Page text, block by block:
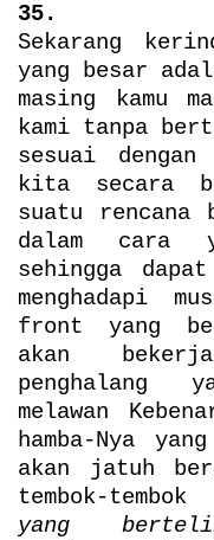
35.
Sekarang
yang besar
masing kamu
kami tanpa
sesuai
kita secara
suatu rencana
dalam cara
sehingga
menghadapi
front yang
akan
penghalang
melawan
hamba-Nya
akan jatuh
tembok-
yang